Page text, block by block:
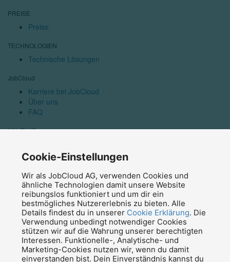
PREISE
Preise
TECHNOLOGIEN
Technische Lösungen
JobCloud
Karriere bei JobCloud
Über uns
FAQ
KONTAKT
Medien
News
Blog
Newsletter abonnieren
© 2026 JobCloud — Alle Rechte vorbehalten
Cookie-Einstellungen
Wir als JobCloud AG, verwenden Cookies und
ähnliche Technologien damit unsere Website
reibungslos funktioniert und um dir ein
bestmögliches Nutzererlebnis zu bieten. Alle
Details findest du in unserer Cookie Erklärung. Die
Verwendung unbedingt notwendiger Cookies
stützen wir auf die Wahrung unserer berechtigten
Interessen. Funktionelle-, Analytische- und
Marketing-Cookies nutzen wir, wenn du damit
einverstanden bist. Dein Einverständnis kannst du